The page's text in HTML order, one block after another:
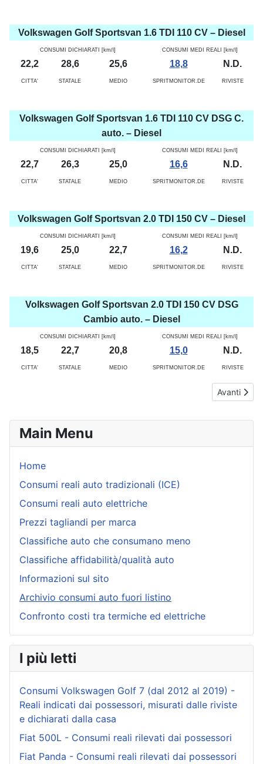
Main Menu
Home
Consumi reali auto tradizionali (ICE)
Consumi reali auto elettriche
Prezzi tagliandi per marca
Classifiche auto che consumano meno
Classifiche affidabilità/qualità auto
Informazioni sul sito
Archivio consumi auto fuori listino
Confronto costi tra termiche ed elettriche
I più letti
Consumi Volkswagen Golf 7 (dal 2012 al 2019) -
Reali indicati dai possessori, misurati dalle riviste
e dichiarati dalla casa
Fiat 500L - Consumi reali rilevati dai possessori
Fiat Panda - Consumi reali rilevati dai possessori
Volkswagen Golf Sportsvan 1.6 TDI 110 CV – Diesel
CONSUMI DICHIARATI [km/l] CONSUMI MEDI REALI [km/l]
22,2 28,6 25,6 18,8 N.D.
CITTA' STATALE MEDIO SPRITMONITOR.DE RIVISTE
Volkswagen Golf Sportsvan 1.6 TDI 110 CV DSG C.
auto. – Diesel
CONSUMI DICHIARATI [km/l] CONSUMI MEDI REALI [km/l]
22,7 26,3 25,0 16,6 N.D.
CITTA' STATALE MEDIO SPRITMONITOR.DE RIVISTE
Volkswagen Golf Sportsvan 2.0 TDI 150 CV – Diesel
CONSUMI DICHIARATI [km/l] CONSUMI MEDI REALI [km/l]
19,6 25,0 22,7 16,2 N.D.
CITTA' STATALE MEDIO SPRITMONITOR.DE RIVISTE
Volkswagen Golf Sportsvan 2.0 TDI 150 CV DSG
Cambio auto. – Diesel
CONSUMI DICHIARATI [km/l] CONSUMI MEDI REALI [km/l]
18,5 22,7 20,8 15,0 N.D.
CITTA' STATALE MEDIO SPRITMONITOR.DE RIVISTE
Articolo
Avanti